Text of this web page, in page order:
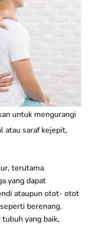
untuk mengurangi
atau saraf kejepit,
terutama
yang dapat
ataupun otot- otot
berenang.
yang baik,